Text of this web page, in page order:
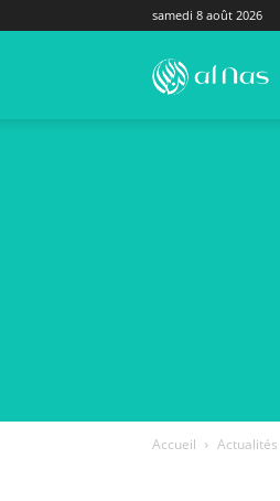
samedi 8 août 2026
Accueil Actualités